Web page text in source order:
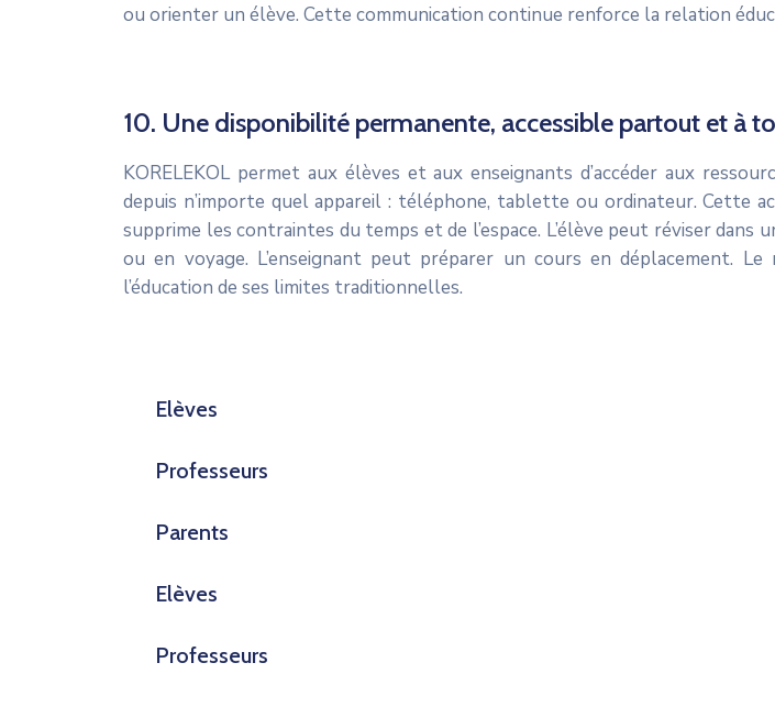
ou orienter un élève. Cette communication continue renforce la relation
10. Une disponibilité permanente, accessible partout et à
KORELEKOL permet aux élèves et aux enseignants d’accéder aux
depuis n’importe quel appareil : téléphone, tablette ou ordinateur. Cette
supprime les contraintes du temps et de l’espace. L’élève peut réviser dans
ou en voyage. L’enseignant peut préparer un cours en déplacement. Le
l’éducation de ses limites traditionnelles.
Elèves
Professeurs
Parents
Elèves
Professeurs